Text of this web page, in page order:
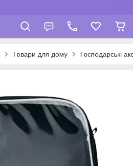
Товари для дому Господарські